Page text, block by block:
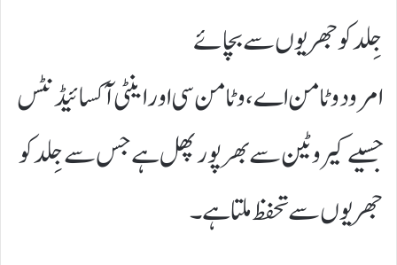
جِلد کو جھریوں سے بچائے
امرود وٹامن اے، وٹامن سی اور اینٹی آکسائیڈنٹس
جسیے کیروٹین سے بھرپور پھل ہے جس سے جِلد کو
جھریوں سے تحفظ ملتا ہے۔